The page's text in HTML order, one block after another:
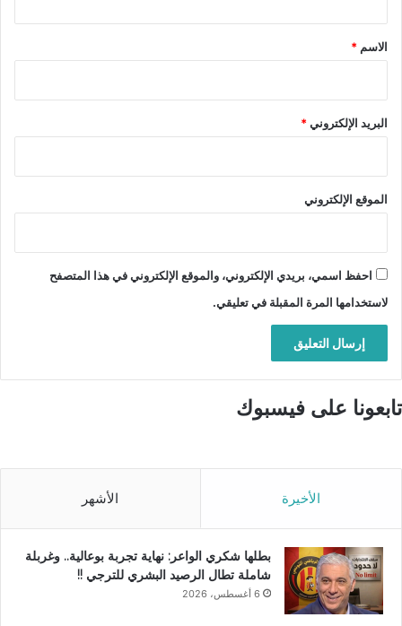
*
الاسم *
البريد الإلكتروني*
الموقع الإلكتروني
احفظ اسمي، بريدي الإلكتروني، والموقع الإلكتروني في هذا المتصفح
لاستخدامها المرة المقبلة في تعليقي.
تابعونا على فيسبوك
الأخيرة الأشهر
بطلها شكري الواعر: نهاية تجربة بوعالية.. وغربلة
شاملة تطال الرصيد البشري للترجي !!
6 أغسطس، 2026